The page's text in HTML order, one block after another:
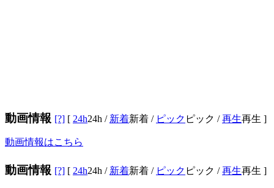
動画情報 [?] [ 24h24h / 新着新着 / ピック ピック /再生再生 ]
動画情報はこちら
動画情報 [?] [ 24h24h / 新着新着 / ピック ピック /再生再生 ]